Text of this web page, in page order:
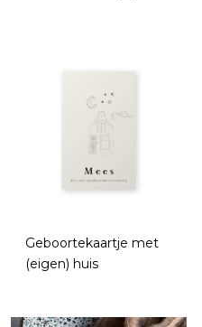
Geboortekaartje met
(eigen) huis